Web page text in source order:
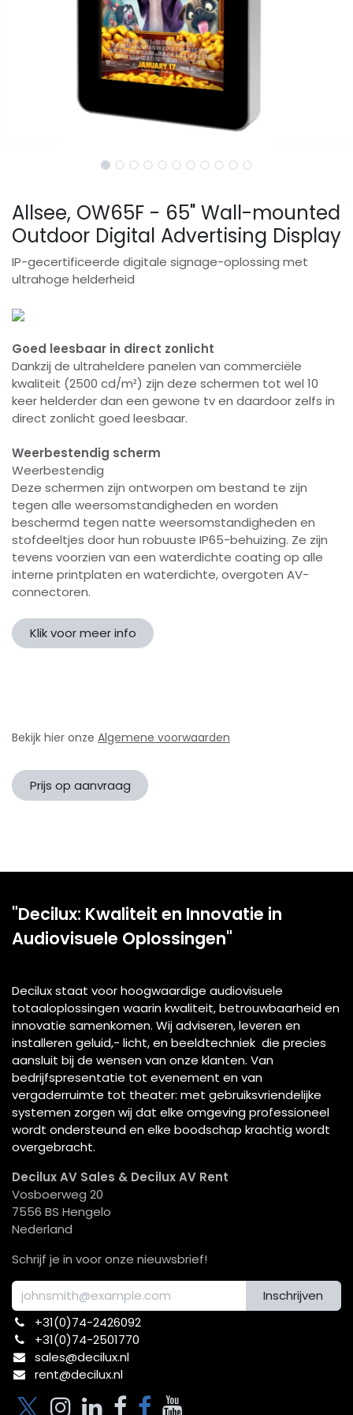
Allsee, OW65F - 65" Wall-mounted
Outdoor Digital Advertising Display
IP-gecertificeerde digitale signage-oplossing met
ultrahoge helderheid
Goed leesbaar in direct zonlicht
Dankzij de ultraheldere panelen van commerciële
kwaliteit (2500 cd/m²) zijn deze schermen tot wel 10
keer helderder dan een gewone tv en daardoor zelfs in
direct zonlicht goed leesbaar.
Weerbestendig scherm
Weerbestendig
Deze schermen zijn ontworpen om bestand te zijn
tegen alle weersomstandigheden en worden
beschermd tegen natte weersomstandigheden en
stofdeeltjes door hun robuuste IP65-behuizing. Ze zijn
tevens voorzien van een waterdichte coating op alle
interne printplaten en waterdichte, overgoten AV-
connectoren.
Klik voor meer info
Bekijk hier onze Algemene voorwaarden
Prijs op aanvraag
"Decilux: Kwaliteit en Innovatie in
Audiovisuele Oplossingen"
Decilux staat voor hoogwaardige audiovisuele
totaaloplossingen waarin kwaliteit, betrouwbaarheid en
innovatie samenkomen. Wij adviseren, leveren en
installeren geluid,- licht, en beeldtechniek die precies
aansluit bij de wensen van onze klanten. Van
bedrijfspresentatie tot evenement en van
vergaderruimte tot theater: met gebruiksvriendelijke
systemen zorgen wij dat elke omgeving professioneel
wordt ondersteund en elke boodschap krachtig wordt
overgebracht.
Decilux AV Sales & Decilux AV Rent
Vosboerweg 20
7556 BS Hengelo
Nederland
Schrijf je in voor onze nieuwsbrief!
Inschrijven
+31(0)74-2426092​
+31(0)74-2501770
sales@decilux.nl
rent@decilux.nl